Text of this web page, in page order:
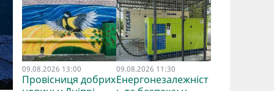
09.08.2026 13:00
Провісниця добрих
09.08.2026 11:30
Енергонезалежніст